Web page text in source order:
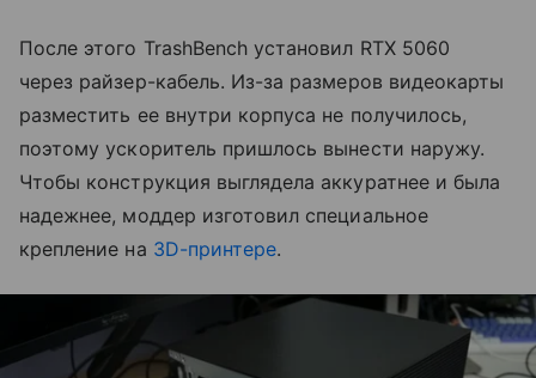
После этого TrashBench установил RTX 5060
через райзер-кабель. Из-за размеров видеокарты
разместить ее внутри корпуса не получилось,
поэтому ускоритель пришлось вынести наружу.
Чтобы конструкция выглядела аккуратнее и была
надежнее, моддер изготовил специальное
крепление на 3D-принтере.